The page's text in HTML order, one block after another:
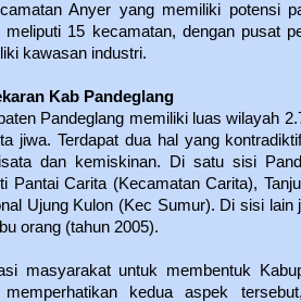
Anyer yang memiliki potensi
meliputi 15 kecamatan, dengan pusat
kawasan industri.
Kab Pandeglang
Pandeglang memiliki luas wilayah
jiwa. Terdapat dua hal yang
dan kemiskinan. Di satu sisi
Pantai Carita (Kecamatan Carita),
Ujung Kulon (Kec Sumur). Di sisi
orang (tahun 2005).
masyarakat untuk membentuk
memperhatikan kedua aspek